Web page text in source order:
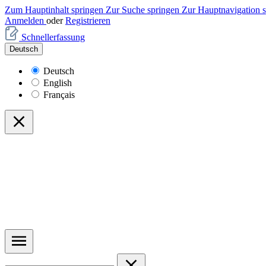
Zum Hauptinhalt springen Zur Suche springen Zur Hauptnavigation
Anmelden oder Registrieren
Schnellerfassung
Deutsch
Deutsch
English
Français